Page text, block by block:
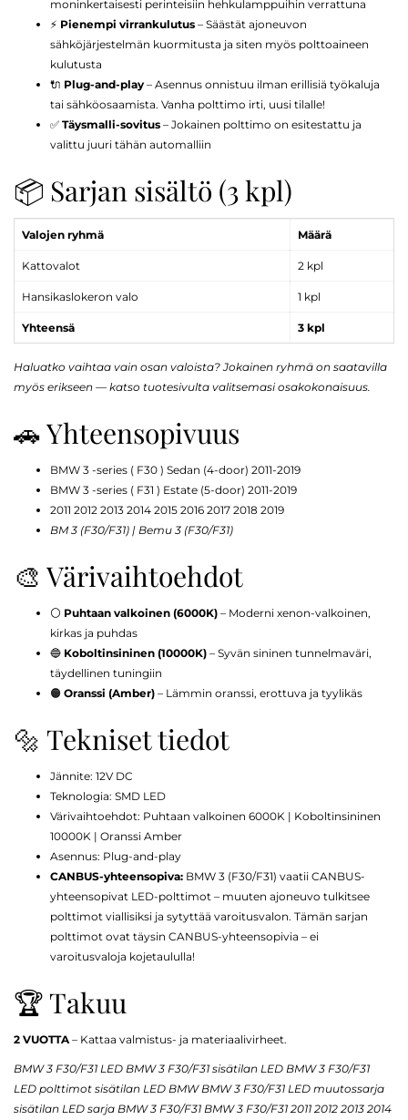
moninkertaisesti perinteisiin hehkulamppuihin verrattuna
⚡ Pienempi virrankulutus – Säästät ajoneuvon
sähköjärjestelmän kuormitusta ja siten myös polttoaineen
kulutusta
🔌 Plug-and-play – Asennus onnistuu ilman erillisiä työkaluja
tai sähköosaamista. Vanha polttimo irti, uusi tilalle!
✅ Täysmalli-sovitus – Jokainen polttimo on esitestattu ja
valittu juuri tähän automalliin
📦 Sarjan sisältö (3 kpl)
Valojen ryhmä Määrä
Kattovalot 2 kpl
Hansikaslokeron valo 1 kpl
Yhteensä 3 kpl
Haluatko vaihtaa vain osan valoista? Jokainen ryhmä on saatavilla
myös erikseen — katso tuotesivulta valitsemasi osakokonaisuus.
🚗 Yhteensopivuus
BMW 3 -series ( F30 ) Sedan (4-door) 2011-2019
BMW 3 -series ( F31 ) Estate (5-door) 2011-2019
2011 2012 2013 2014 2015 2016 2017 2018 2019
BM 3 (F30/F31) | Bemu 3 (F30/F31)
🎨 Värivaihtoehdot
⚪ Puhtaan valkoinen (6000K) – Moderni xenon-valkoinen,
kirkas ja puhdas
🔵 Koboltinsininen (10000K) – Syvän sininen tunnelmaväri,
täydellinen tuningiin
🟠 Oranssi (Amber) – Lämmin oranssi, erottuva ja tyylikäs
🔩 Tekniset tiedot
Jännite: 12V DC
Teknologia: SMD LED
Värivaihtoehdot: Puhtaan valkoinen 6000K | Koboltinsininen
10000K | Oranssi Amber
Asennus: Plug-and-play
CANBUS-yhteensopiva: BMW 3 (F30/F31) vaatii CANBUS-
yhteensopivat LED-polttimot – muuten ajoneuvo tulkitsee
polttimot viallisiksi ja sytyttää varoitusvalon. Tämän sarjan
polttimot ovat täysin CANBUS-yhteensopivia – ei
varoitusvaloja kojetaululla!
🏆 Takuu
2 VUOTTA – Kattaa valmistus- ja materiaalivirheet.
BMW 3 F30/F31 LED BMW 3 F30/F31 sisätilan LED BMW 3 F30/F31
LED polttimot sisätilan LED BMW BMW 3 F30/F31 LED muutossarja
sisätilan LED sarja BMW 3 F30/F31 BMW 3 F30/F31 2011 2012 2013 2014